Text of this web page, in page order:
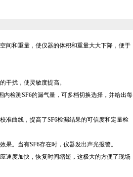
间和重量，使仪器的体积和重量大大下降，便于
干扰，使灵敏度提高。
检测SF6的漏气量，可多档切换选择，并给出每
准曲线，提高了SF6检漏结果的可信度和定量检
。当有SF6存在时，仪器发出声光报警。
速度加快，恢复时间缩短，这极大的方便了现场